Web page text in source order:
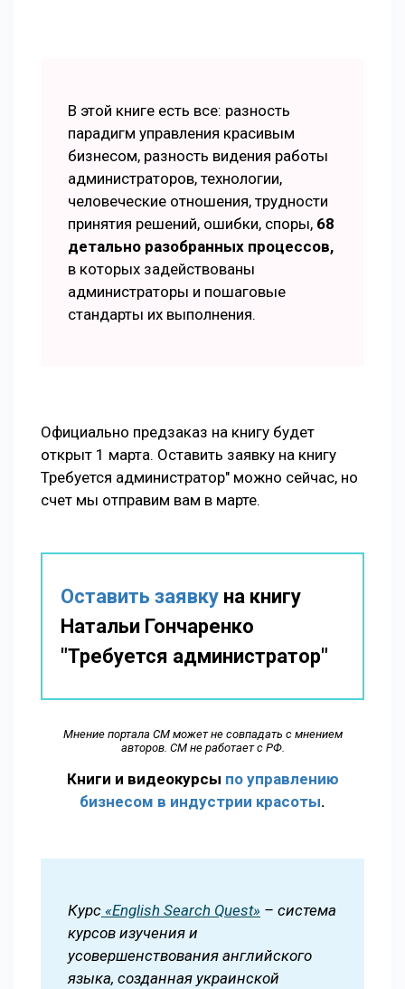
В этой книге есть все: разность
парадигм управления красивым
бизнесом, разность видения работы
администраторов, технологии,
человеческие отношения, трудности
принятия решений, ошибки, споры, 68
детально разобранных процессов,
в которых задействованы
администраторы и пошаговые
стандарты их выполнения.
Официально предзаказ на книгу будет
открыт 1 марта. Оставить заявку на книгу
Требуется администратор" можно сейчас, но
счет мы отправим вам в марте.
Оставить заявку на книгу
Натальи Гончаренко
"Требуется администратор"
Мнение портала СМ может не совпадать с мнением
авторов. СМ не работает с РФ.
Книги и видеокурсы по управлению
бизнесом в индустрии красоты.
Курс «English Search Quest» – система
курсов изучения и
усовершенствования английского
языка, созданная украинской